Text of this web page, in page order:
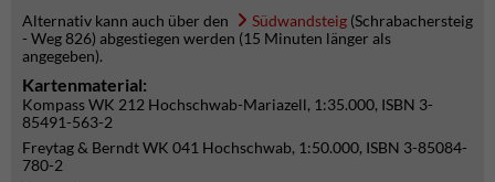
Alternativ kann auch über den Südwandsteig (Schrabachersteig
- Weg 826) abgestiegen werden (15 Minuten länger als
angegeben).
Kartenmaterial:
Kompass WK 212 Hochschwab-Mariazell, 1:35.000, ISBN 3-
85491-563-2
Freytag & Berndt WK 041 Hochschwab, 1:50.000, ISBN 3-85084-
780-2